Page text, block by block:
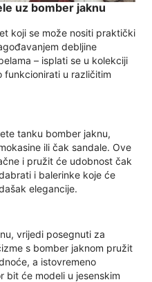
uz bomber jaknu
koji se može nositi praktički
debljine
– isplati se u kolekciji
funkcionirati u različitim
tanku bomber jaknu,
ili čak sandale. Ove
i pružit će udobnost čak
i balerinke koje će
elegancije.
vrijedi posegnuti za
s bomber jaknom pružit
a istovremeno
bit će modeli u jesenskim